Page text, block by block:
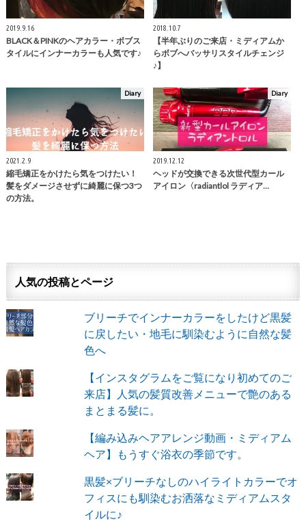
2019.9.16
BLACK＆PINKのヘアカラー・ボブス
タイルにインナーカラーも人気です♪
2018.10.7
【半年ぶりのご来店・ミディアムか
らボブへバッサリスタイルチェンジ
♪】
Diary
2021.2.9
縮毛矯正をかけたら気をつけたい！
髪をダメージさせずに綺麗に保つ3つ
の方法。
Diary
2019.12.12
ヘッドが交換できる次世代型カール
アイロン〈radiantlol ラディア…
人気の投稿とページ
ブリーチでインナーカラーをしたけど黒髪
に戻したい・地毛に馴染むように自然な髪
色へ
【インスタグラムをご覧になり初めてのご
来店】人気の髪質改善メニューで艶のある
まとまる髪に。
【編み込みヘアアレンジ動画・ミディアム
ヘア】もうすぐ浴衣の季節です。
黒髪×ブリーチなしのハイライトカラーでオ
フィスにも馴染むお洒落なミディアムスタ
イルに♪